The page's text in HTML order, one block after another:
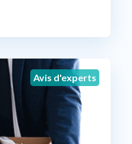
Avis d'experts